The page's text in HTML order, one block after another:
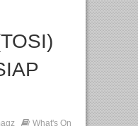
What's On